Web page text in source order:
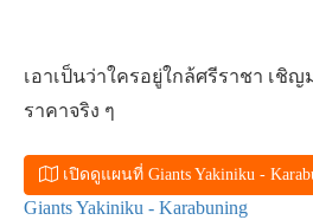
เอาเป็นว่าใครอยู่ใกล้ศรีราชา เชิ
ราคาจริง ๆ
เปิดดูแผนที่ Giants Yakiniku -
Giants Yakiniku - Karabuning